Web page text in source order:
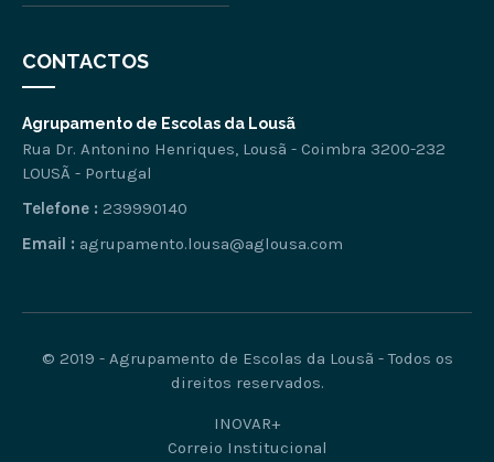
CONTACTOS
Agrupamento de Escolas da Lousã
Rua Dr. Antonino Henriques, Lousã - Coimbra 3200-232
LOUSÃ - Portugal
Telefone : 239990140
Email : agrupamento.lousa@aglousa.com
© 2019 - Agrupamento de Escolas da Lousã - Todos os
direitos reservados.
INOVAR+
Correio Institucional